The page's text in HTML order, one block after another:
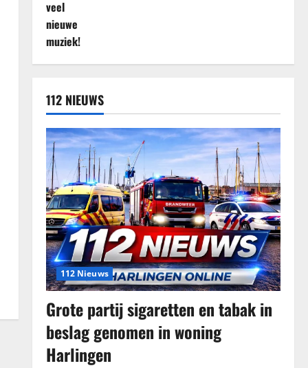
112 NIEUWS
112 Nieuws
Grote partij sigaretten en tabak in
beslag genomen in woning
Harlingen